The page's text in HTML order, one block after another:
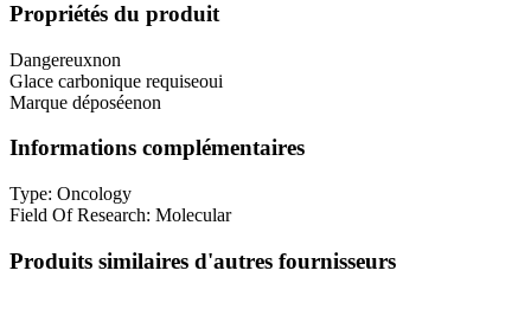
Propriétés du produit
Dangereuxnon
Glace carbonique requiseoui
Marque déposéenon
Informations complémentaires
Type: Oncology
Field Of Research: Molecular
Produits similaires d'autres fournisseurs